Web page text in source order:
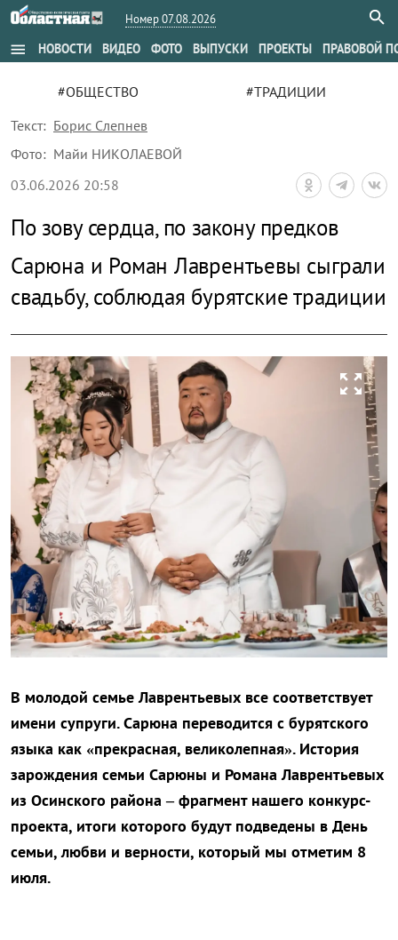
Номер 07.08.2026
menu НОВОСТИ ВИДЕО ФОТО ВЫПУСКИ ПРОЕКТЫ ПРАВОВОЙ
#ОБЩЕСТВО
#ТРАДИЦИИ
Текст: Борис Слепнев
Фото: Майи НИКОЛАЕВОЙ
03.06.2026 20:58
По зову сердца, по закону предков
Сарюна и Роман Лаврентьевы сыграли
свадьбу, соблюдая бурятские традиции
zoom_out_map
В молодой семье Лаврентьевых все соответствует
имени супруги. Сарюна переводится с бурятского
языка как «прекрасная, великолепная». История
зарождения семьи Сарюны и Романа Лаврентьевых
из Осинского района – фрагмент нашего конкурс-
проекта, итоги которого будут подведены в День
семьи, любви и верности, который мы отметим 8
июля.